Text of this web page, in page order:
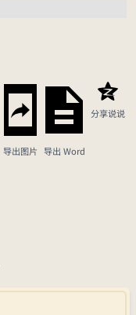
导出图片 导出 Word
分享说说